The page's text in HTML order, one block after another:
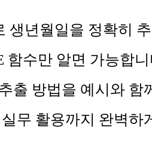
생년월일을 정확히
함수만 알면 가능합
출 방법을 예시와 함
무 활용까지 완벽하